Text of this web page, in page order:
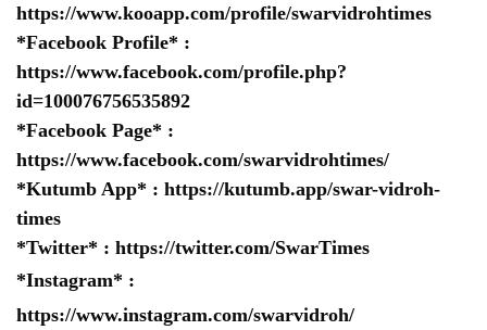
https://www.kooapp.com/profile/swarvidrohtimes
*Facebook Profile* :
https://www.facebook.com/profile.php?
id=100076756535892
*Facebook Page* :
https://www.facebook.com/swarvidrohtimes/
*Kutumb App* : https://kutumb.app/swar-vidroh-
times
*Twitter* : https://twitter.com/SwarTimes
*Instagram* :
https://www.instagram.com/swarvidroh/